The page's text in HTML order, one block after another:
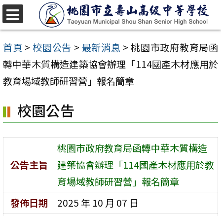
跳
至
主
要
內
區
首頁 > 校園公告 > 最新消息 > 桃園市政府教育局函
轉中華木質構造建築協會辦理「114國產木材應用於
教育場域教師研習營」報名簡章
校園公告
公告主旨
桃園市政府教育局函轉中華木質構造
建築協會辦理「114國產木材應用於教
育場域教師研習營」報名簡章
發佈日期
2025 年 10 月 07 日
選
單